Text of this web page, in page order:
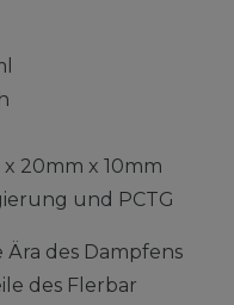
20mm x 10mm
und PCTG
Ära des Dampfens
des Flerbar